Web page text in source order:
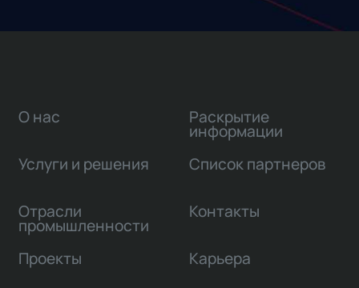
О нас
Услуги и решения
Отрасли
промышленности
Проекты
Раскрытие
информации
Список партнеров
Контакты
Карьера